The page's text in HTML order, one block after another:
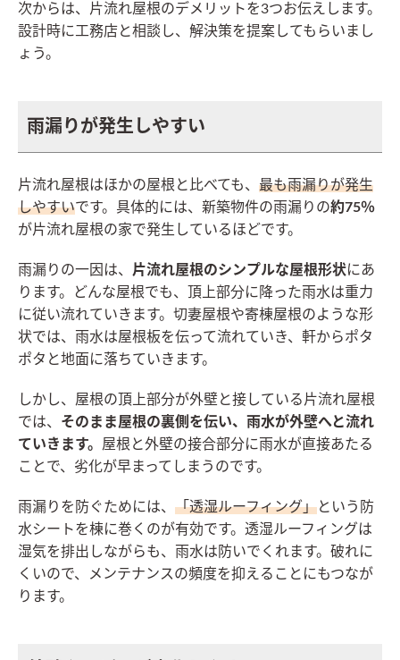
次からは、片流れ屋根のデメリットを3つお伝えします。
設計時に工務店と相談し、解決策を提案してもらいまし
ょう。
雨漏りが発生しやすい
片流れ屋根はほかの屋根と比べても、 最も雨漏りが発生
しやすいです。具体的には、新築物件の雨漏りの約75％
が片流れ屋根の家で発生しているほどです。
雨漏りの一因は、 片流れ屋根のシンプルな屋根形状にあ
ります。どんな屋根でも、頂上部分に降った雨水は重力
に従い流れていきます。切妻屋根や寄棟屋根のような形
状では、雨水は屋根板を伝って流れていき、軒からポタ
ポタと地面に落ちていきます。
しかし、屋根の頂上部分が外壁と接している片流れ屋根
では、 そのまま屋根の裏側を伝い、雨水が外壁へと流れ
ていきます。 屋根と外壁の接合部分に雨水が直接あたる
ことで、劣化が早まってしまうのです。
雨漏りを防ぐためには、 「透湿ルーフィング」という防
水シートを棟に巻くのが有効です。透湿ルーフィングは
湿気を排出しながらも、雨水は防いでくれます。破れに
くいので、メンテナンスの頻度を抑えることにもつなが
ります。